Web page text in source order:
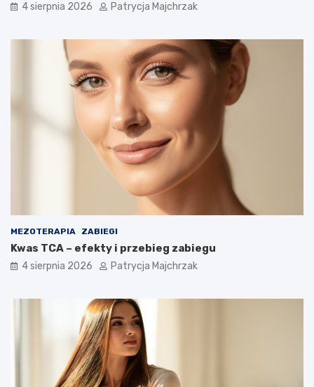
4 sierpnia 2026 Patrycja Majchrzak
MEZOTERAPIA ZABIEGI
Kwas TCA – efekty i przebieg zabiegu
4 sierpnia 2026 Patrycja Majchrzak